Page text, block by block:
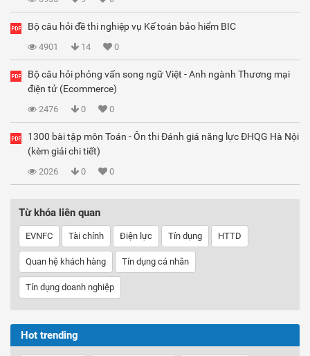
Bộ câu hỏi đề thi nghiệp vụ Kế toán bảo hiểm BIC
4901 14 0
Bộ câu hỏi phỏng vấn song ngữ Việt - Anh ngành Thương mại
điện tử (Ecommerce)
2476 0 0
1300 bài tập môn Toán - Ôn thi Đánh giá năng lực ĐHQG Hà Nội
(kèm giải chi tiết)
2026 0 0
Từ khóa liên quan
EVNFC Tài chính Điện lực Tín dụng HTTD
Quan hệ khách hàng Tín dụng cá nhân
Tín dụng doanh nghiệp
Hot trending